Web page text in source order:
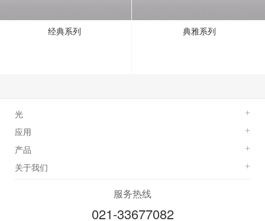
经典系列 典雅系列
光 +
应用 +
产品 +
关于我们 +
服务热线
021-33677082